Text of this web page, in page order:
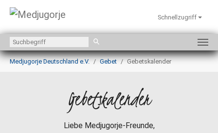
Zum Hauptinhalt springen
Schnellzugriff
Sie sind hier:
Medjugorje Deutschland e.V.
Gebet Gebetskalender
Gebetskalender
Liebe Medjugorje-Freunde,